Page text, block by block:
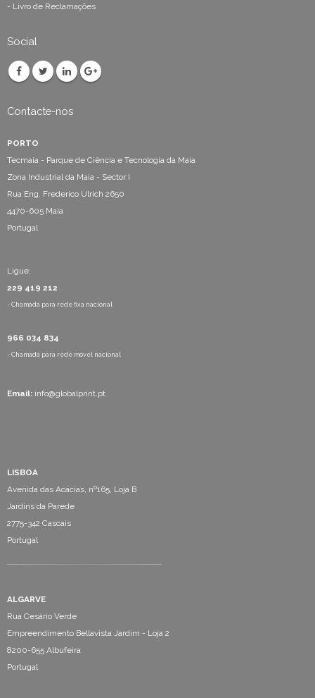
- Livro de Reclamações
Social
Contacte-nos
PORTO
Tecmaia - Parque de Ciência e Tecnologia da Maia
Zona Industrial da Maia - Sector I
Rua Eng. Frederico Ulrich 2650
4470-605 Maia
Portugal
Ligue:
229 419 212
- Chamada para rede fixa nacional
966 034 834
- Chamada para rede móvel nacional
Email: info@globalprint.pt
LISBOA
Avenida das Acácias, nº165, Loja B
Jardins da Parede
2775-342 Cascais
Portugal
ALGARVE
Rua Cesário Verde
Empreendimento Bellavista Jardim - Loja 2
8200-655 Albufeira
Portugal